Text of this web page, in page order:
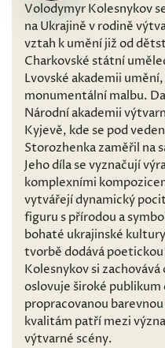
Volodymyr Kolesnykov
na Ukrajině v rodině
vztah k umění již od
Charkovské státní
Lvovské akademii
monumentální malbu.
Národní akademii
Kyjevě, kde se pod
Storozhenka zaměřil na
Jeho díla se vyznačují
komplexními
vytvářejí dynamický
figuru s přírodou a
bohaté ukrajinské
tvorbě dodává
Kolesnykov si
oslovuje široké
propracovanou
kvalitám patří mezi
výtvarné scény.